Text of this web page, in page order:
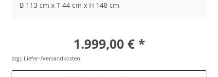
B 113 cm x T 44 cm x H 148 cm
1.999,00 € *
zzgl. Liefer-/Versandkosten